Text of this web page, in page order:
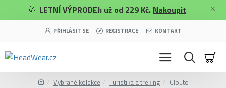
🌞 LETNÍ VÝPRODEJ: už od 229 Kč. Nakoupit
PŘIHLÁSIT SE REGISTRACE KONTAKT
Vybrané kolekce Turistika a treking Clouto